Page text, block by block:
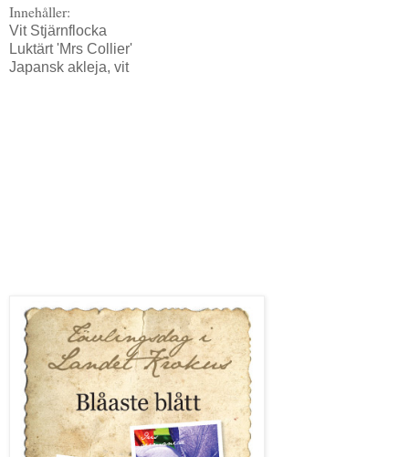
Innehåller:
Vit Stjärnflocka
Luktärt 'Mrs Collier'
Japansk akleja, vit